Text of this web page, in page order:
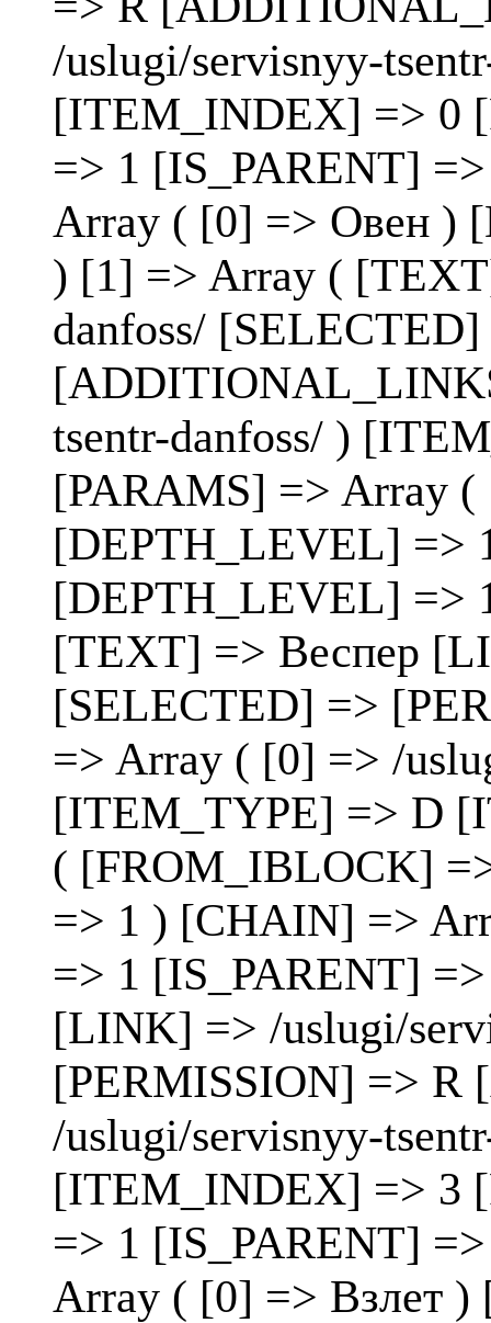
/uslugi/servisnyy-
[ITEM_INDEX] => 0
=> 1 [IS_PARENT]
Array ( [0] => Овен )
) [1] => Array (
danfoss/
tsentr-danfoss/ )
[PARAMS] => Array
[DEPTH_LEVEL] =>
[DEPTH_LEVEL] =>
[TEXT] => Веспер
[SELECTED] =>
=> Array ( [0] => /
[ITEM_TYPE] => D
( [FROM_IBLOCK]
=> 1 ) [CHAIN] =>
=> 1 [IS_PARENT]
[LINK] => /uslugi/
[PERMISSION] =>
/uslugi/servisnyy-
[ITEM_INDEX] => 3
=> 1 [IS_PARENT]
Array ( [0] => Взлет